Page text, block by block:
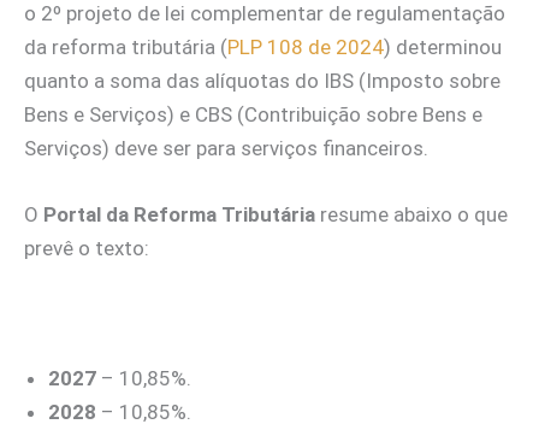
o 2º projeto de lei complementar de regulamentação
da reforma tributária (PLP 108 de 2024) determinou
quanto a soma das alíquotas do IBS (Imposto sobre
Bens e Serviços) e CBS (Contribuição sobre Bens e
Serviços) deve ser para serviços financeiros.
O Portal da Reforma Tributária resume abaixo o que
prevê o texto:
2027 – 10,85%.
2028 – 10,85%.